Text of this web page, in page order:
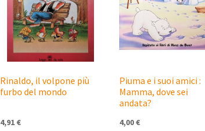
Rinaldo, il volpone più
furbo del mondo
4,91€
Piuma e i suoi amici :
Mamma, dove sei
andata?
4,00€